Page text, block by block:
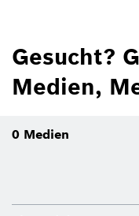
Gesucht?
Medien,
0 Medien